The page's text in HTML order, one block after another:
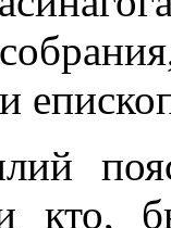
кто,